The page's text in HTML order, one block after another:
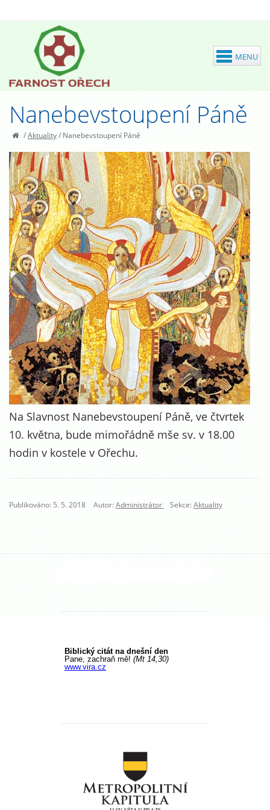
Nanebevstoupení Páně
/Aktuality/ Nanebevstoupení Páně
Na Slavnost Nanebevstoupení Páně, ve čtvrtek
10. května, bude mimořádně mše sv. v 18.00
hodin v kostele v Ořechu.
Publikováno: 5. 5. 2018 Autor:Administrátor Sekce:Aktuality